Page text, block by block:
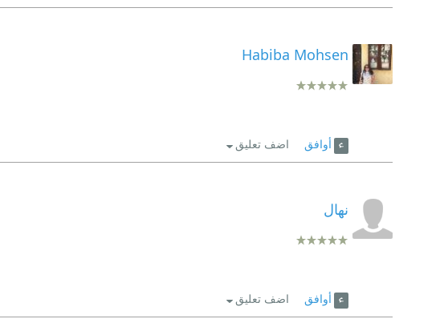
Habiba Mohsen
أوافق اضف تعليق
نهال
أوافق اضف تعليق